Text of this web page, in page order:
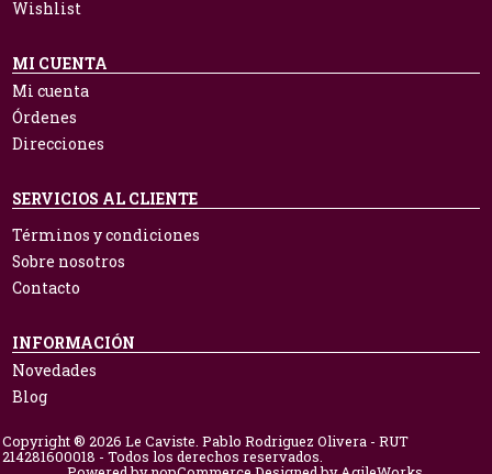
Wishlist
MI CUENTA
Mi cuenta
Órdenes
Direcciones
SERVICIOS AL CLIENTE
Términos y condiciones
Sobre nosotros
Contacto
INFORMACIÓN
Novedades
Blog
Copyright ® 2026 Le Caviste. Pablo Rodriguez Olivera - RUT
214281600018 - Todos los derechos reservados.